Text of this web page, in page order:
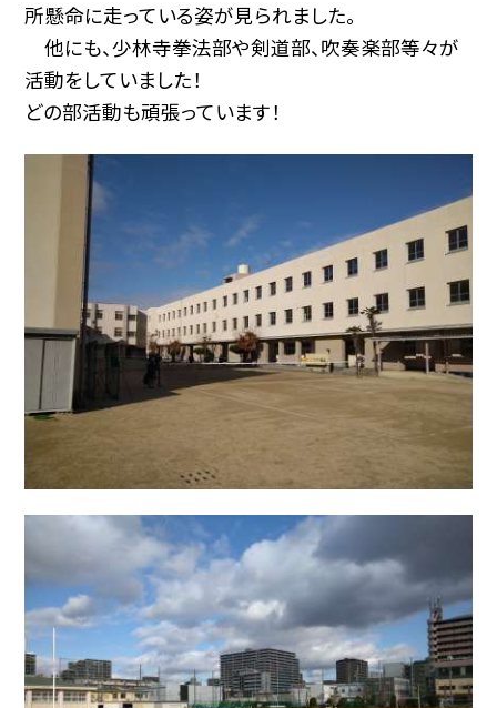
所懸命に走っている姿が見られました。
他にも、少林寺拳法部や剣道部、吹奏楽部等々が
活動をしていました！
どの部活動も頑張っています！